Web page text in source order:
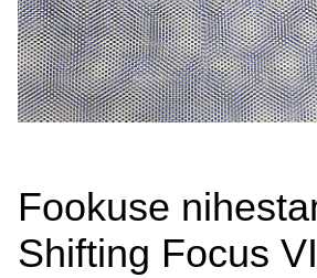
Fookuse
Shifting Focus VI